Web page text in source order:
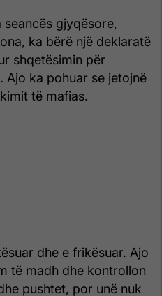
gjyqësore,
ka bërë një deklaratë
shqetësimin për
Ajo ka pohuar se jetojnë
të mafias.
dhe e frikësuar. Ajo
të madh dhe kontrollon
pushtet, por unë nuk